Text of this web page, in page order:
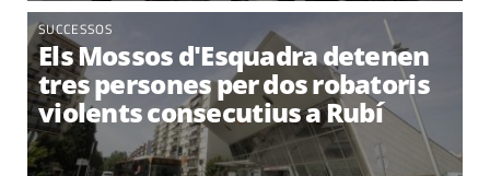
SUCCESSOS
Els Mossos d'Esquadra detenen
tres persones per dos robatoris
violents consecutius a Rubí